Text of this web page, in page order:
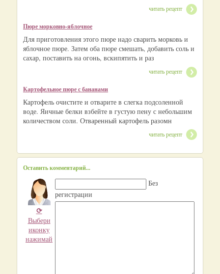
читать рецепт
Пюре морковно-яблочное
Для приготовления этого пюре надо сварить морковь и
яблочное пюре. Затем оба пюре смешать, добавить соль и
сахар, поставить на огонь, вскипятить и раз
читать рецепт
Картофельное пюре с бананами
Картофель очистите и отварите в слегка подсоленной
воде. Яичные белки взбейте в густую пену с небольшим
количеством соли. Отваренный картофель разомн
читать рецепт
Оставить комментарий...
⟳
Выбери
иконку
нажимай
Без
регистрации